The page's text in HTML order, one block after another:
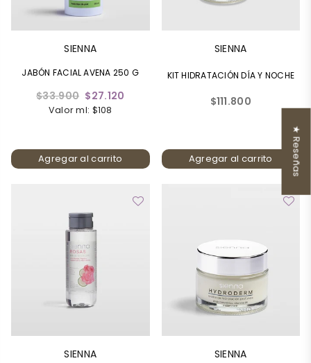
SIENNA
JABÓN FACIAL AVENA 250 G
Precio
habitual
$33.900 $27.120
Valor ml: $108
Agregar al carrito
SIENNA
KIT HIDRATACIÓN DÍA Y NOCHE
Precio
$111.800
Agregar al carrito
SIENNA SIENNA
★ Reseñas